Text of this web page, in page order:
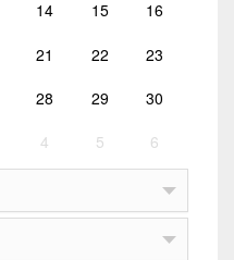
14 15 16
21 22 23
28 29 30
4 5 6